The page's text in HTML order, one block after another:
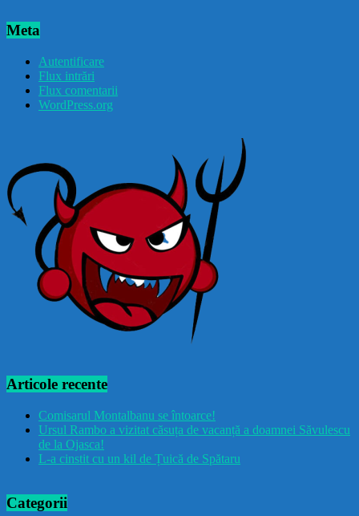
Meta
Autentificare
Flux intrări
Flux comentarii
WordPress.org
Articole recente
Comisarul Montalbanu se întoarce!
Ursul Rambo a vizitat căsuța de vacanță a doamnei Săvulescu
de la Ojasca!
L-a cinstit cu un kil de Țuică de Spătaru
Categorii